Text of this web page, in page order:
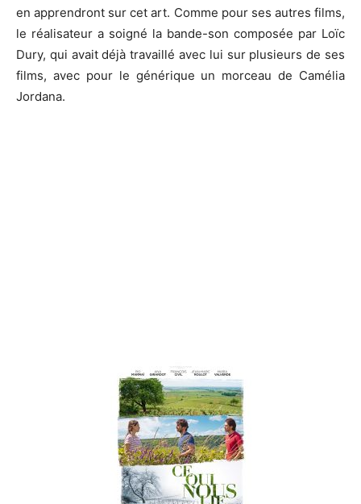
en apprendront sur cet art. Comme pour ses autres films,
le réalisateur a soigné la bande-son composée par Loïc
Dury, qui avait déjà travaillé avec lui sur plusieurs de ses
films, avec pour le générique un morceau de Camélia
Jordana.